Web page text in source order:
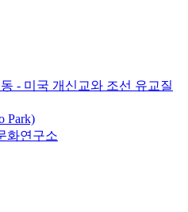
- 미국 개신교와 조선 유교질
Park)
화연구소